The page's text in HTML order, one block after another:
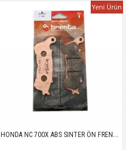
HONDA NC 700X ABS SINTER ÖN FREN BALATASI
Yeni Ürün